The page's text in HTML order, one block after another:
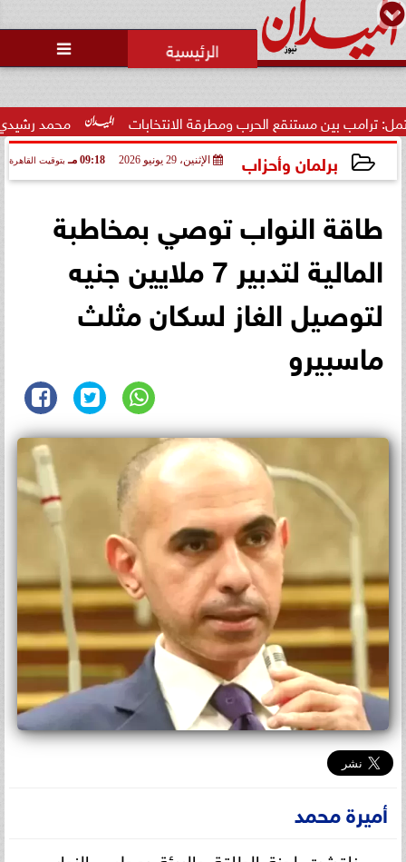

محمد رشيدي: لقاء الرئيس ومطرقة الانتخابات
برلمان وأحزاب الإثنين، 29 يونيو 2026 09:18 مـ بتوقيت القاهرة
طاقة النواب توصي بمخاطبة
المالية لتدبير 7 ملايين جنيه
لتوصيل الغاز لسكان مثلث
ماسبيرو
أميرة محمد
تصفية الخصوم.. ثورة غضب داخل
نادي الشيخ زايد بسبب الخصومات